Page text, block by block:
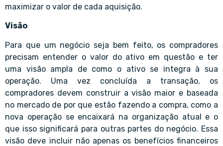
maximizar o valor de cada aquisição.
Visão
Para que um negócio seja bem feito, os compradores
precisam entender o valor do ativo em questão e ter
uma visão ampla de como o ativo se integra à sua
operação. Uma vez concluída a transação, os
compradores devem construir a visão maior e baseada
no mercado de por que estão fazendo a compra, como a
nova operação se encaixará na organização atual e o
que isso significará para outras partes do negócio. Essa
visão deve incluir não apenas os benefícios financeiros